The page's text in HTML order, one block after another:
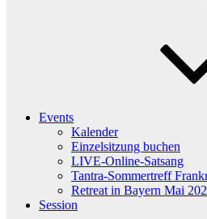
Events
Kalender
Einzelsitzung buchen
LIVE-Online-Satsang
Tantra-Sommertreff
Retreat in Bayern Mai
Session